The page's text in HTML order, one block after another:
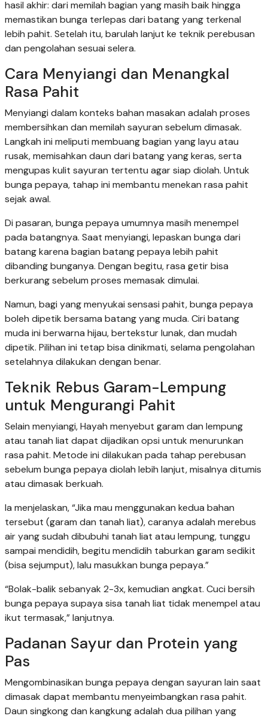
hasil akhir: dari memilah bagian yang masih baik hingga
memastikan bunga terlepas dari batang yang terkenal
lebih pahit. Setelah itu, barulah lanjut ke teknik perebusan
dan pengolahan sesuai selera.
Cara Menyiangi dan Menangkal
Rasa Pahit
Menyiangi dalam konteks bahan masakan adalah proses
membersihkan dan memilah sayuran sebelum dimasak.
Langkah ini meliputi membuang bagian yang layu atau
rusak, memisahkan daun dari batang yang keras, serta
mengupas kulit sayuran tertentu agar siap diolah. Untuk
bunga pepaya, tahap ini membantu menekan rasa pahit
sejak awal.
Di pasaran, bunga pepaya umumnya masih menempel
pada batangnya. Saat menyiangi, lepaskan bunga dari
batang karena bagian batang pepaya lebih pahit
dibanding bunganya. Dengan begitu, rasa getir bisa
berkurang sebelum proses memasak dimulai.
Namun, bagi yang menyukai sensasi pahit, bunga pepaya
boleh dipetik bersama batang yang muda. Ciri batang
muda ini berwarna hijau, bertekstur lunak, dan mudah
dipetik. Pilihan ini tetap bisa dinikmati, selama pengolahan
setelahnya dilakukan dengan benar.
Teknik Rebus Garam-Lempung
untuk Mengurangi Pahit
Selain menyiangi, Hayah menyebut garam dan lempung
atau tanah liat dapat dijadikan opsi untuk menurunkan
rasa pahit. Metode ini dilakukan pada tahap perebusan
sebelum bunga pepaya diolah lebih lanjut, misalnya ditumis
atau dimasak berkuah.
Ia menjelaskan, “Jika mau menggunakan kedua bahan
tersebut (garam dan tanah liat), caranya adalah merebus
air yang sudah dibubuhi tanah liat atau lempung, tunggu
sampai mendidih, begitu mendidih taburkan garam sedikit
(bisa sejumput), lalu masukkan bunga pepaya.”
“Bolak-balik sebanyak 2-3x, kemudian angkat. Cuci bersih
bunga pepaya supaya sisa tanah liat tidak menempel atau
ikut termasak,” lanjutnya.
Padanan Sayur dan Protein yang
Pas
Mengombinasikan bunga pepaya dengan sayuran lain saat
dimasak dapat membantu menyeimbangkan rasa pahit.
Daun singkong dan kangkung adalah dua pilihan yang